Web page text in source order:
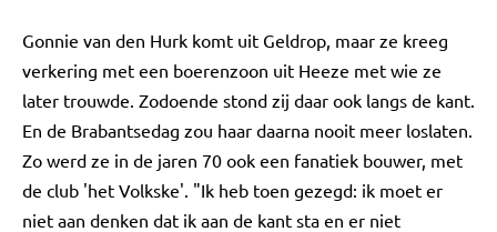
Gonnie van den Hurk komt uit Geldrop, maar ze kreeg
verkering met een boerenzoon uit Heeze met wie ze
later trouwde. Zodoende stond zij daar ook langs de kant.
En de Brabantsedag zou haar daarna nooit meer loslaten.
Zo werd ze in de jaren 70 ook een fanatiek bouwer, met
de club 'het Volkske'. "Ik heb toen gezegd: ik moet er
niet aan denken dat ik aan de kant sta en er niet